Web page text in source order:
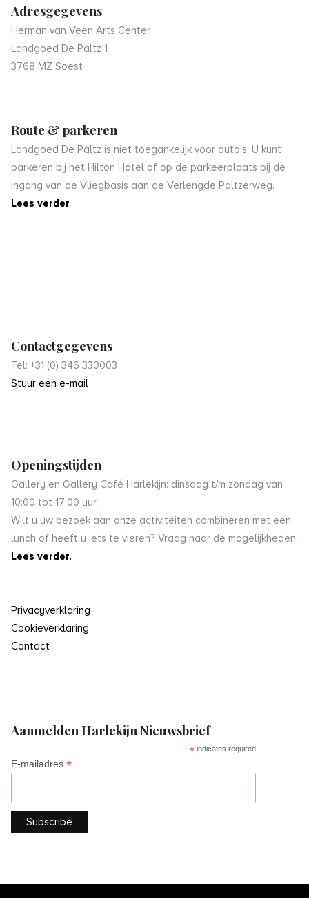
Adresgegevens
Herman van Veen Arts Center
Landgoed De Paltz 1
3768 MZ Soest
Route & parkeren
Landgoed De Paltz is niet toegankelijk voor auto’s. U kunt
parkeren bij het Hilton Hotel of op de parkeerplaats bij de
ingang van de Vliegbasis aan de Verlengde Paltzerweg.
Lees verder
Contactgegevens
Tel: +31 (0) 346 330003
Stuur een e-mail
Openingstijden
Gallery en Gallery Café Harlekijn: dinsdag t/m zondag van
10:00 tot 17:00 uur.
Wilt u uw bezoek aan onze activiteiten combineren met een
lunch of heeft u iets te vieren? Vraag naar de mogelijkheden.
Lees verder.
Privacyverklaring
Cookieverklaring
Contact
Aanmelden Harlekijn Nieuwsbrief
* indicates required
E-mailadres *